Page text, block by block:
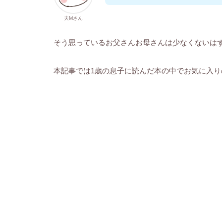
夫Mさん
そう思っているお父さんお母さんは少なくないはず
本記事では1歳の息子に読んだ本の中でお気に入り